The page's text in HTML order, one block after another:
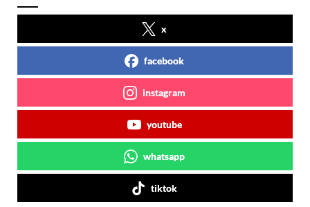
x
facebook
instagram
youtube
whatsapp
tiktok